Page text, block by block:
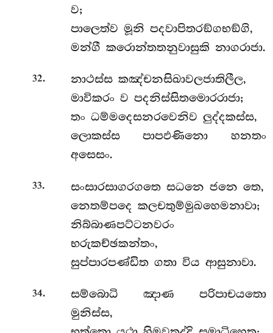
ව;
පාලෙත්ව මූනි පදවාපිතරඞ්ගභඞ්ගි,
මන්ගී කරොන්තතනුවාසුකි නාගරාජා.
32.
නාථස්ස කඤ්චනසිඛාවලජාතිලීල,
මාවිකරං ව පදනිස්සිතමොරරාජා;
තං ධම්මදෙසනරවෙනිව ලුද්දකස්ස,
ලොකස්ස පාපඵණිනො හනතං
අසෙසං.
33.
සංසාරසාගරගතෙ සධනෙ ජනෙ තෙ,
නෙතම්පදෙ කලචතුම්මුඛහෙමනාවා;
නිබ්බාණපට්ටනවරං
භරුකච්ඡකන්තං,
සුප්පාරපණ්ඩිත ගතා විය ආසුනාවා.
34.
සම්බොධි ඤාණ පරිපාචයතො
මුනිස්ස,